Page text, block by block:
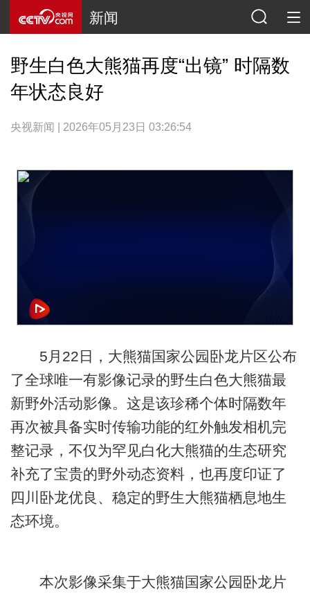
新闻
野生白色大熊猫再度“出镜” 时隔数
年状态良好
央视新闻 | 2026年05月23日 03:26:54
5月22日，大熊猫国家公园卧龙片区公布
了全球唯一有影像记录的野生白色大熊猫最
新野外活动影像。这是该珍稀个体时隔数年
再次被具备实时传输功能的红外触发相机完
整记录，不仅为罕见白化大熊猫的生态研究
补充了宝贵的野外动态资料，也再度印证了
四川卧龙优良、稳定的野生大熊猫栖息地生
态环境。
本次影像采集于大熊猫国家公园卧龙片